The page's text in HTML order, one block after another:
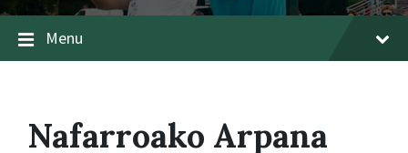
Menu
Nafarroako Arpana